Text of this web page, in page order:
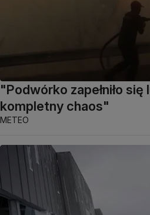
"Podwórko zapełniło się
kompletny chaos"
METEO